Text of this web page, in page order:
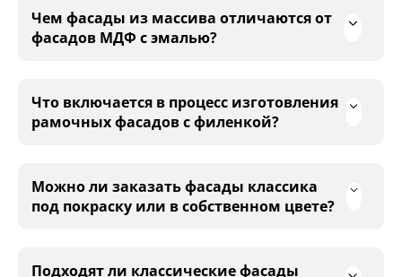
Чем фасады из массива отличаются от
фасадов МДФ с эмалью?
Что включается в процесс изготовления
рамочных фасадов с филенкой?
Можно ли заказать фасады классика
под покраску или в собственном цвете?
Подходят ли классические фасады